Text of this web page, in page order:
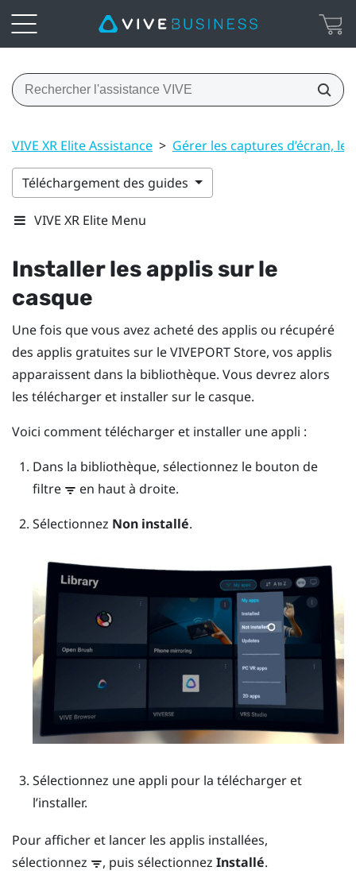
VIVE XR Elite Assistance > Gérer les captures d’écran,
Téléchargement des guides
VIVE XR Elite Menu
Installer les applis sur le
casque
Une fois que vous avez acheté des applis ou récupéré
des applis gratuites sur leVIVEPORTStore, vos applis
apparaissent dans la bibliothèque. Vous devrez alors
les télécharger et installer sur le casque.
Voici comment télécharger et installer une appli :
Dans la bibliothèque, sélectionnez le bouton de
filtre
en haut à droite.
Sélectionnez Non installé.
Sélectionnez une appli pour la télécharger et
l’installer.
Pour afficher et lancer les applis installées,
sélectionnez
, puis sélectionnez Installé.